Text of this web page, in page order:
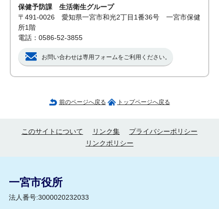
保健予防課 生活衛生グループ
〒491-0026 愛知県一宮市和光2丁目1番36号 一宮市保健
所1階
電話：0586-52-3855
お問い合わせは専用フォームをご利用ください。
前のページへ戻る トップページへ戻る
このサイトについて リンク集
プライバシーポリシー
リンクポリシー
一宮市役所
法人番号:3000020232033